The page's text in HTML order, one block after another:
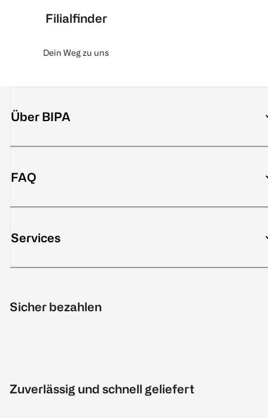
Filialfinder
Dein Weg zu uns
Über BIPA
FAQ
Services
Sicher bezahlen
Zuverlässig und schnell geliefert